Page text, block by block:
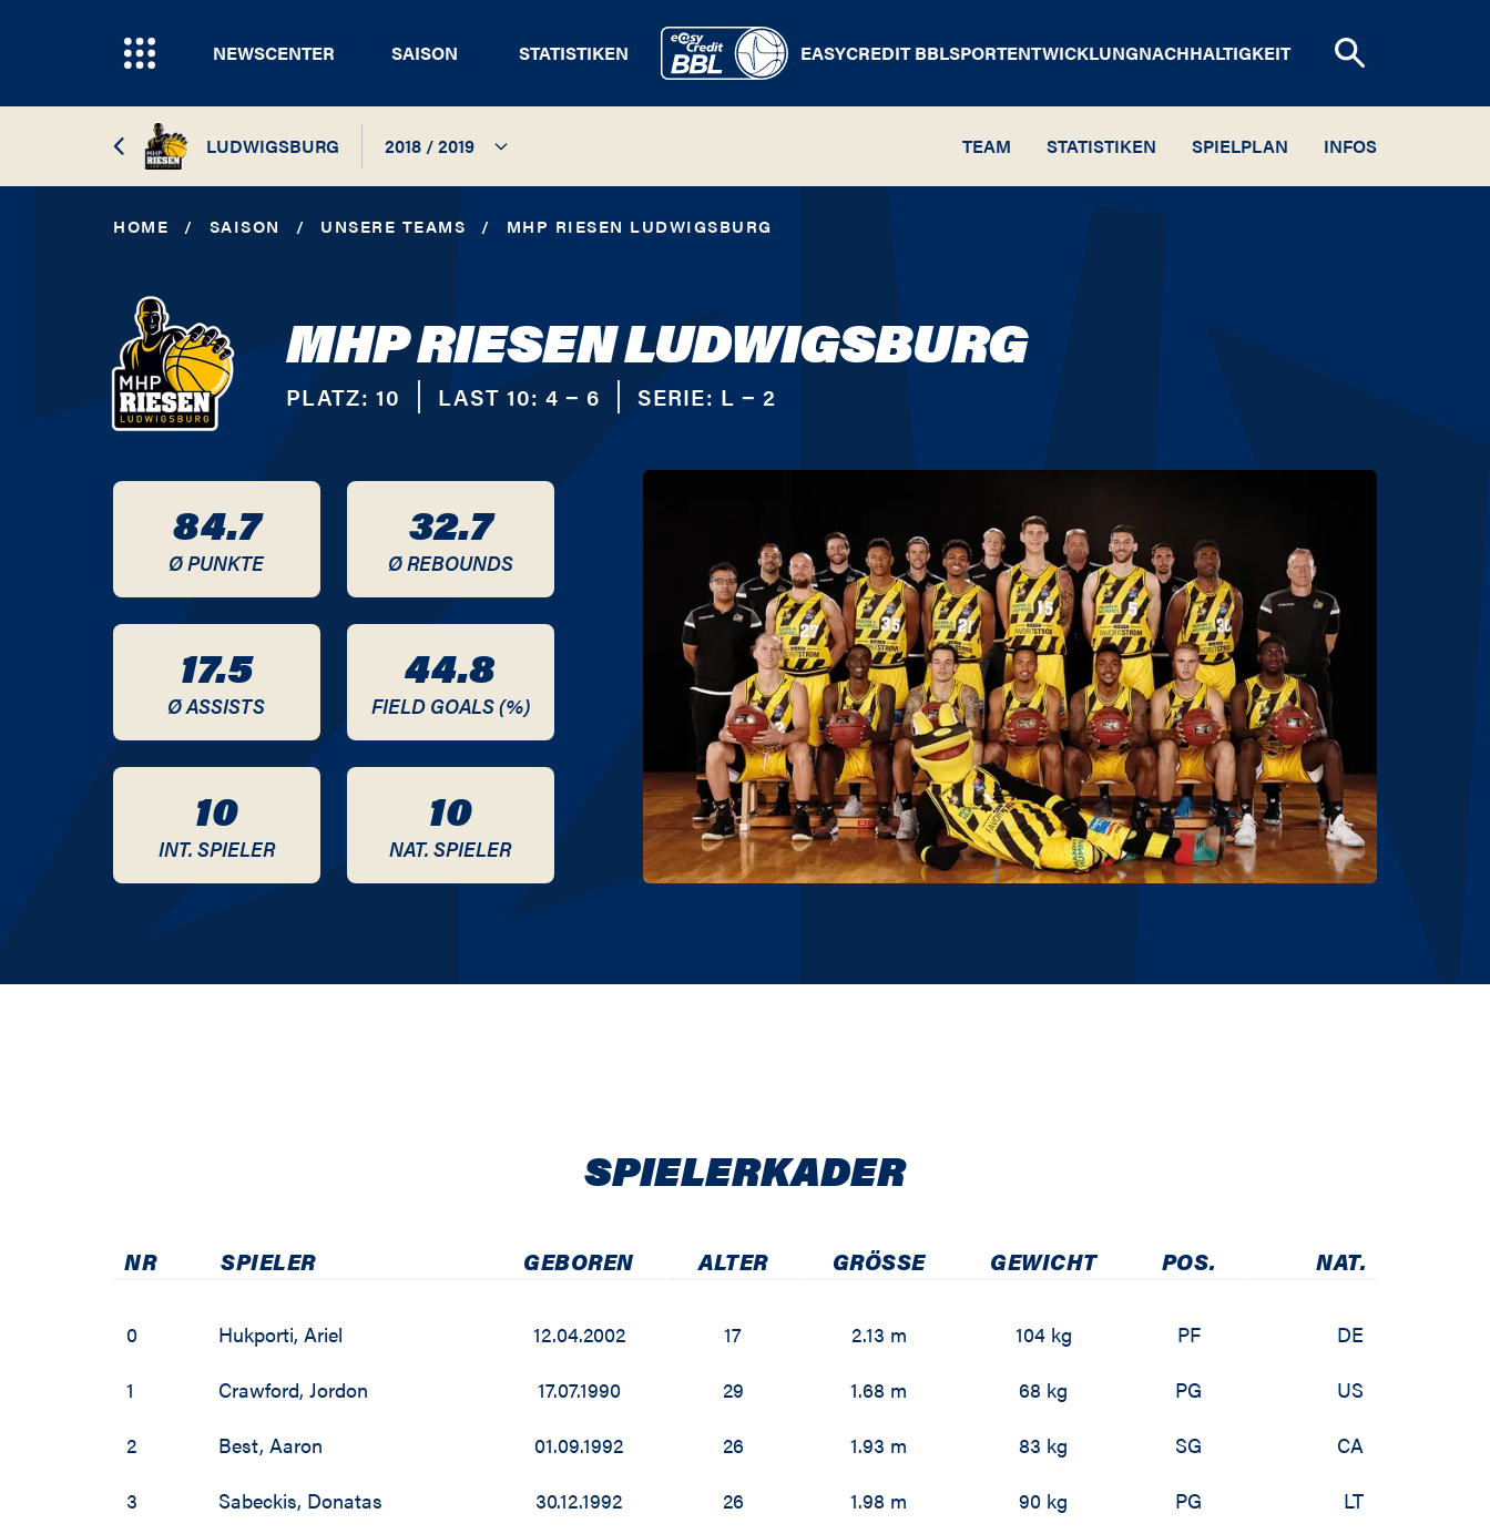
NEWSCENTER SAISON STATISTIKEN EASYCREDIT BBLSPORTENTWICKLUNGNACHHALTIGKEIT
LUDWIGSBURG 2018 / 2019
2024 / 2025
2021 / 2022
2020 / 2021
2016 / 2017
2015 / 2016
2014 / 2015
TEAM STATISTIKEN SPIELPLAN INFOS
HOME / SAISON / UNSERE TEAMS / MHP RIESEN LUDWIGSBURG
MHP RIESEN LUDWIGSBURG
PLATZ: 10 LAST 10: 4 − 6 SERIE: L − 2
84.7
Ø PUNKTE
32.7
Ø REBOUNDS
17.5
Ø ASSISTS
44.8
FIELD GOALS (%)
10
INT. SPIELER
10
NAT. SPIELER
SPIELER­KADER
NR SPIELER GEBOREN ALTER GRÖSSE GEWICHT POS. NAT.
0 Hukporti,Ariel 12.04.2002 17 2.13 m 104 kg PF
DE
1
Crawford,Jordon 17.07.1990 29 1.68 m 68 kg PG
US
2
Best,Aaron 01.09.1992 26 1.93 m 83 kg SG
CA
3
Sabeckis, Donatas 30.12.1992 26 1.98 m 90 kg PG
LT